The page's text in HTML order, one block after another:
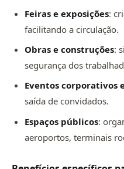
Feiras e exposições:
facilitando a circulação.
Obras e construções:
segurança dos
Eventos corporativos
saída de convidados.
Espaços públicos:
aeroportos, terminais